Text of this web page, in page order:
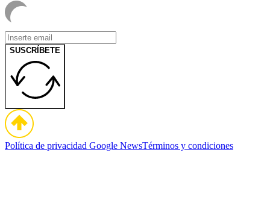
SUSCRÍBETE
Política de privacidad Google NewsTérminos y condiciones